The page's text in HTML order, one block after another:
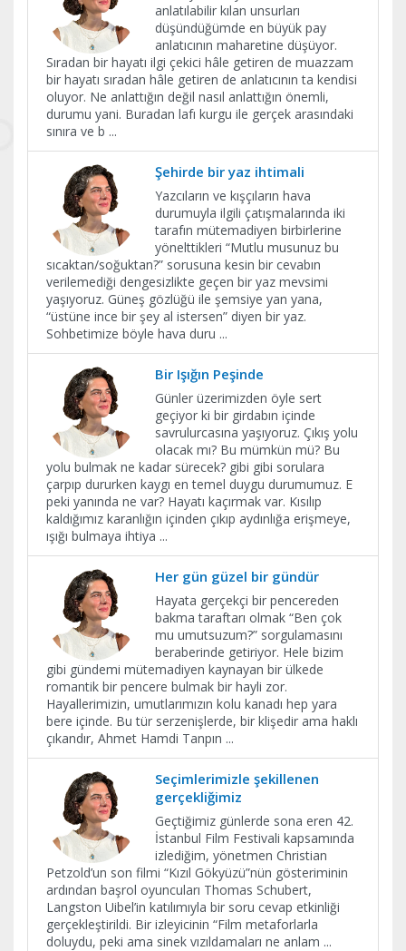
anlatılabilir kılan unsurları
düşündüğümde en büyük pay
anlatıcının maharetine düşüyor.
Sıradan bir hayatı ilgi çekici hâle getiren de muazzam
bir hayatı sıradan hâle getiren de anlatıcının ta kendisi
oluyor. Ne anlattığın değil nasıl anlattığın önemli,
durumu yani. Buradan lafı kurgu ile gerçek arasındaki
sınıra ve b ...
Şehirde bir yaz ihtimali
Yazcıların ve kışçıların hava
durumuyla ilgili çatışmalarında iki
tarafın mütemadiyen birbirlerine
yönelttikleri “Mutlu musunuz bu
sıcaktan/soğuktan?” sorusuna kesin bir cevabın
verilemediği dengesizlikte geçen bir yaz mevsimi
yaşıyoruz. Güneş gözlüğü ile şemsiye yan yana,
“üstüne ince bir şey al istersen” diyen bir yaz.
Sohbetimize böyle hava duru ...
Bir Işığın Peşinde
Günler üzerimizden öyle sert
geçiyor ki bir girdabın içinde
savrulurcasına yaşıyoruz. Çıkış yolu
olacak mı? Bu mümkün mü? Bu
yolu bulmak ne kadar sürecek? gibi gibi sorulara
çarpıp dururken kaygı en temel duygu durumumuz. E
peki yanında ne var? Hayatı kaçırmak var. Kısılıp
kaldığımız karanlığın içinden çıkıp aydınlığa erişmeye,
ışığı bulmaya ihtiya ...
Her gün güzel bir gündür
Hayata gerçekçi bir pencereden
bakma taraftarı olmak “Ben çok
mu umutsuzum?” sorgulamasını
beraberinde getiriyor. Hele bizim
gibi gündemi mütemadiyen kaynayan bir ülkede
romantik bir pencere bulmak bir hayli zor.
Hayallerimizin, umutlarımızın kolu kanadı hep yara
bere içinde. Bu tür serzenişlerde, bir klişedir ama haklı
çıkandır, Ahmet Hamdi Tanpın ...
Seçimlerimizle şekillenen
gerçekliğimiz
Geçtiğimiz günlerde sona eren 42.
İstanbul Film Festivali kapsamında
izlediğim, yönetmen Christian
Petzold’un son filmi “Kızıl Gökyüzü”nün gösteriminin
ardından başrol oyuncuları Thomas Schubert,
Langston Uibel’in katılımıyla bir soru cevap etkinliği
gerçekleştirildi. Bir izleyicinin “Film metaforlarla
doluydu, peki ama sinek vızıldamaları ne anlam ...